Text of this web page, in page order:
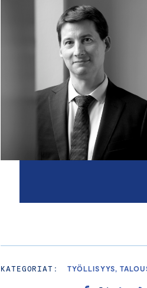
KATEGORIAT: TYÖLLISYYS,